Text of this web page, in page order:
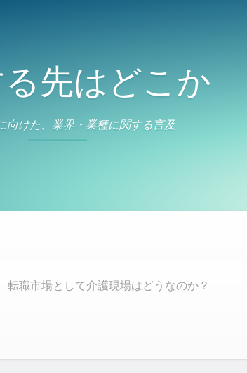
先はどこか
向けた、業界・業種に関する言及
転職市場として介護現場はどうなのか？